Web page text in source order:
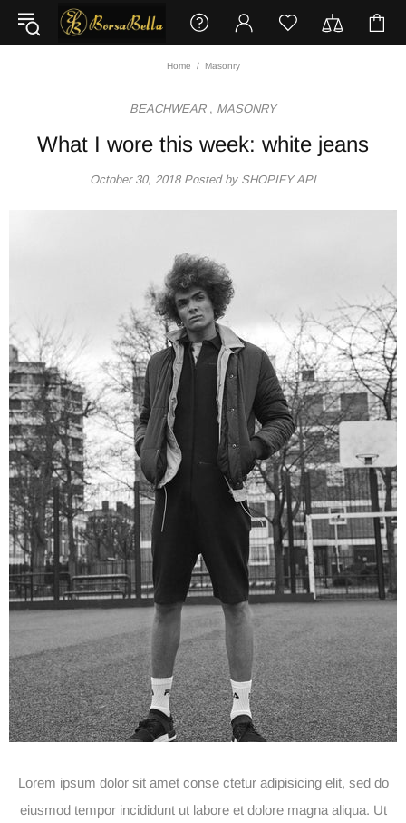
Home Masonry
BEACHWEAR, MASONRY
What I wore this week: white jeans
October 30, 2018Posted by SHOPIFY API
Lorem ipsum dolor sit amet conse ctetur adipisicing elit, sed do
eiusmod tempor incididunt ut labore et dolore magna aliqua. Ut